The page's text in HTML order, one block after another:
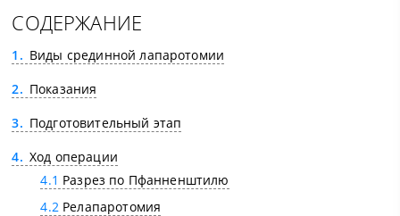
СОДЕРЖАНИЕ
1
Виды срединной лапаротомии
2
Показания
3
Подготовительный этап
4
Ход операции
4.1 Разрез по Пфанненштилю
4.2Релапаротомия